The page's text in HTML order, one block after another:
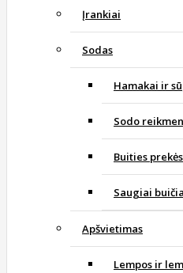
Įrankiai
Sodas
Hamakai ir
Sodo
Buities prekės
Saugiai
Apšvietimas
Lempos ir